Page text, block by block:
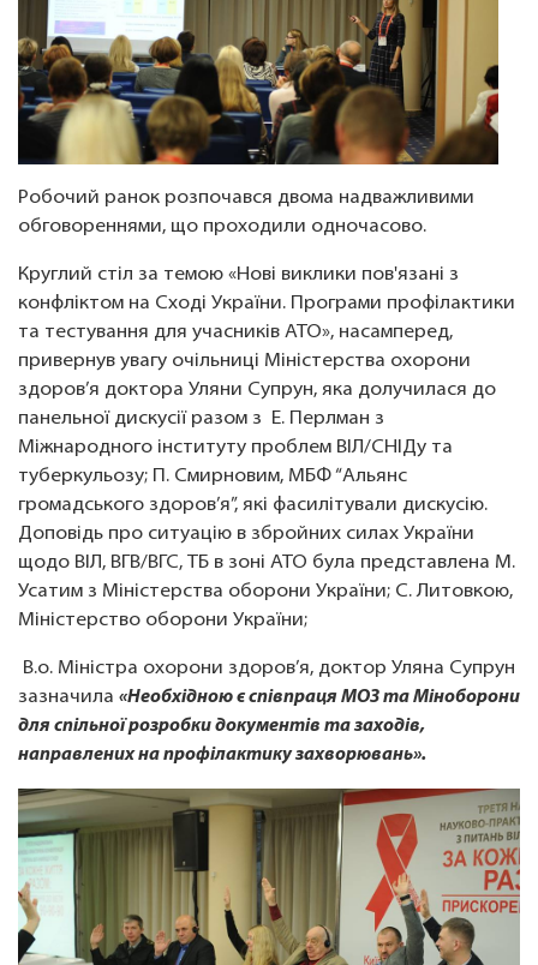
Робочий ранок розпочався двома надважливими
обговореннями, що проходили одночасово.
Круглий стіл за темою «Нові виклики пов'язані з
конфліктом на Сході України. Програми профілактики
та тестування для учасників АТО», насамперед,
привернув увагу очільниці Міністерства охорони
здоров’я доктора Уляни Супрун, яка долучилася до
панельної дискусії разом з Е. Перлман з
Міжнародного інституту проблем ВІЛ/СНІДу та
туберкульозу; П. Смирновим, МБФ “Альянс
громадського здоров’я”, які фасилітували дискусію.
Доповідь про ситуацію в збройних силах України
щодо ВІЛ, ВГВ/ВГС, ТБ в зоні АТО була представлена М.
Усатим з Міністерства оборони України; С. Литовкою,
Міністерство оборони України;
В.о. Міністра охорони здоров’я, доктор Уляна Супрун
зазначила «Необхідною є співпраця МОЗ та Міноборони
для спільної розробки документів та заходів,
направлених на профілактику захворювань».